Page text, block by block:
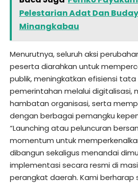
Pelestarian Adat Dan
Minangkabau
Menurutnya, seluruh aksi
peserta diarahkan untuk
publik, meningkatkan efisiensi tata
pemerintahan melalui digitalisasi,
hambatan organisasi, serta
dengan berbagai pemangku
“Launching atau peluncuran
momentum untuk
dibangun sekaligus menandai
implementasi secara resmi di
perangkat daerah. Kami berharap